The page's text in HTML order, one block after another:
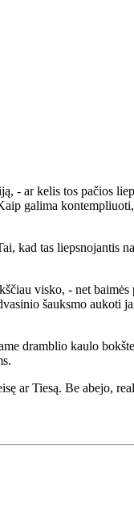
- ar kelis tos pačios
galima
kad tas liepsnojantis
visko, - net
šauksmo aukoti
dramblio kaulo
ar Tiesą. Be abejo,